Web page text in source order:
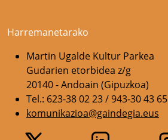
Harremanetarako
Martin Ugalde Kultur Parkea
Gudarien etorbidea z/g
20140 - Andoain (Gipuzkoa)
Tel.: 623-38 02 23 / 943-30 43 65
komunikazioa@gaindegia.eus